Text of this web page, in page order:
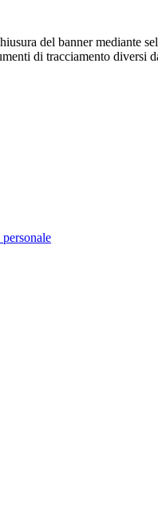
del banner mediante
di tracciamento diversi